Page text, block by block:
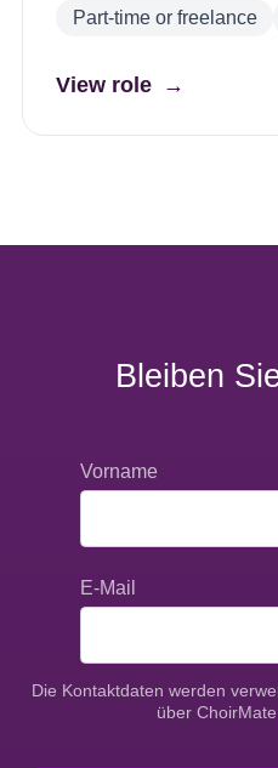
Part-time or freelance
View role →
Bleiben
Vorname
E-Mail
Die Kontaktdaten werden
über